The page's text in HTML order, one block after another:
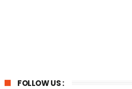
FOLLOW US :